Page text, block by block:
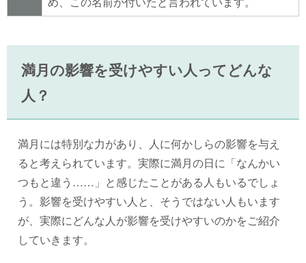
満月の影響を受けやすい人ってどんな
人？
満月には特別な力があり、人に何かしらの影響を与え
ると考えられています。実際に満月の日に「なんかい
つもと違う……」と感じたことがある人もいるでしょ
う。影響を受けやすい人と、そうではない人もいます
が、実際にどんな人が影響を受けやすいのかをご紹介
していきます。